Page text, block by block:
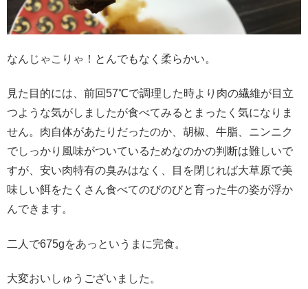
なんじゃこりゃ！とんでもなく柔らかい。
見た目的には、前回57℃で調理した時より肉の繊維が目立
つような気がしましたが食べてみるとまったく気になりま
せん。肉自体があたりだったのか、胡椒、牛脂、ニンニク
でしっかり風味がついているためなのかの判断は難しいで
すが、安い肉特有の臭みはなく、目を閉じれば大草原で美
味しい餌をたくさん食べてのびのびと育った牛の姿が浮か
んできます。
二人で675gをあっというまに完食。
大変おいしゅうございました。